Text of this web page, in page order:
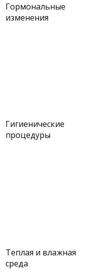
Гормональные
изменения
Гигиенические
процедуры
Теплая и влажная
среда